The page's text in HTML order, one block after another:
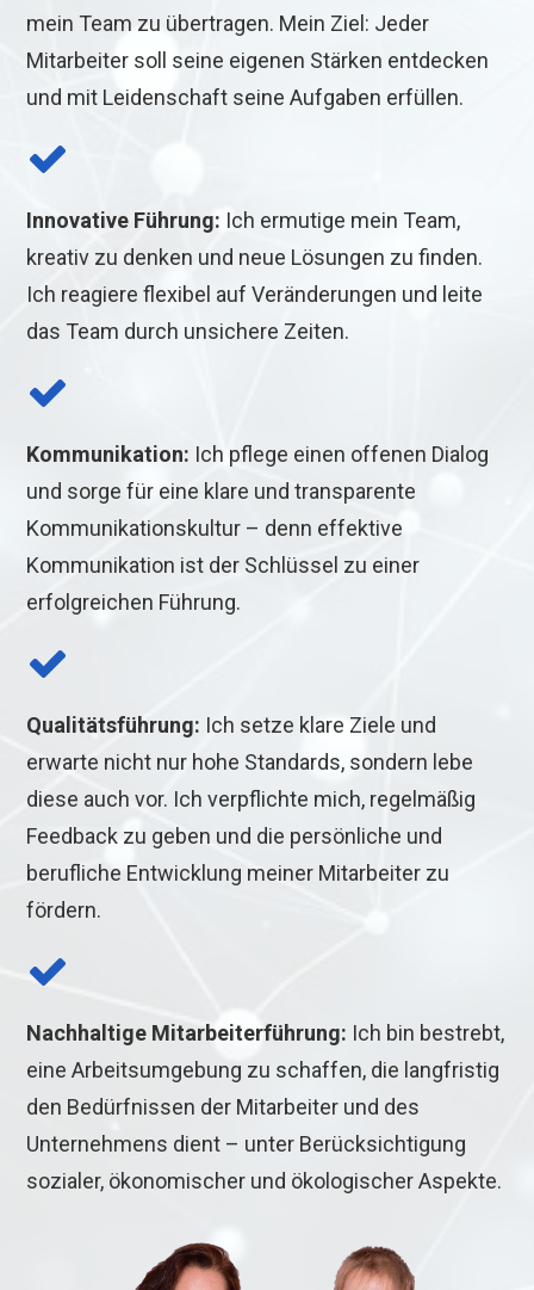
mein Team zu übertragen. Mein Ziel: Jeder
Mitarbeiter soll seine eigenen Stärken entdecken
und mit Leidenschaft seine Aufgaben erfüllen.
Innovative Führung: Ich ermutige mein Team,
kreativ zu denken und neue Lösungen zu finden.
Ich reagiere flexibel auf Veränderungen und leite
das Team durch unsichere Zeiten.
Kommunikation: Ich pflege einen offenen Dialog
und sorge für eine klare und transparente
Kommunikationskultur – denn effektive
Kommunikation ist der Schlüssel zu einer
erfolgreichen Führung.
Qualitätsführung: Ich setze klare Ziele und
erwarte nicht nur hohe Standards, sondern lebe
diese auch vor. Ich verpflichte mich, regelmäßig
Feedback zu geben und die persönliche und
berufliche Entwicklung meiner Mitarbeiter zu
fördern.
Nachhaltige Mitarbeiterführung: Ich bin bestrebt,
eine Arbeitsumgebung zu schaffen, die langfristig
den Bedürfnissen der Mitarbeiter und des
Unternehmens dient – unter Berücksichtigung
sozialer, ökonomischer und ökologischer Aspekte.